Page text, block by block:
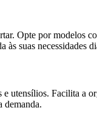
Opte por modelos
suas necessidades
utensílios. Facilita a
demanda.